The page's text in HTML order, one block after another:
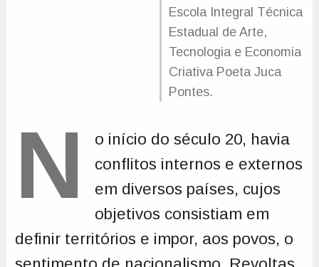
Escola Integral Técnica
Estadual de Arte,
Tecnologia e Economia
Criativa Poeta Juca
Pontes.
N
o início do século 20, havia
conflitos internos e externos
em diversos países, cujos
objetivos consistiam em
definir territórios e impor, aos povos, o